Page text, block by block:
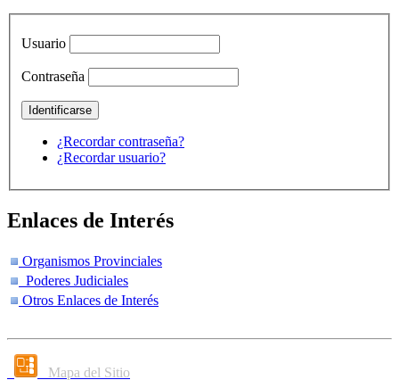
Usuario
Contraseña
¿Recordar contraseña?
¿Recordar usuario?
Enlaces de Interés
Organismos Provinciales
Poderes Judiciales
Otros Enlaces de Interés
Mapa del Sitio